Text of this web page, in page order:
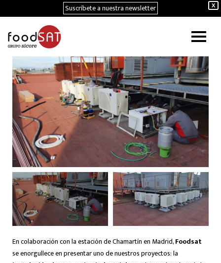
X
Suscríbete a nuestra newsletter
En colaboración con la estación de Chamartín en Madrid,Foodsat
se enorgullece en presentar uno de nuestros proyectos: la